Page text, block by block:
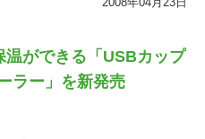
ができる「USBカップ
ラー」を新発売